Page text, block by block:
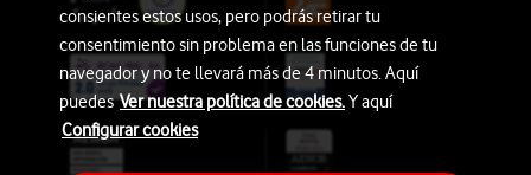
consientes estos usos, pero podrás retirar tu
consentimiento sin problema en las funciones de tu
navegador y no te llevará más de 4 minutos. Aquí
puedesVer nuestra política de cookies.Y aquí
Configurar cookies